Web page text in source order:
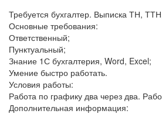
Требуется бухгалтер. Выписка ТН,
Основные требования:
Ответственный;
Пунктуальный;
Знание 1С бухгалтерия, Word, Excel;
Умение быстро работать.
Условия работы:
Работа по графику два через два.
Дополнительная информация: